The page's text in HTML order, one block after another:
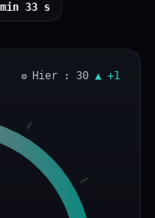
32 s
Hier : 30 ▲ +1